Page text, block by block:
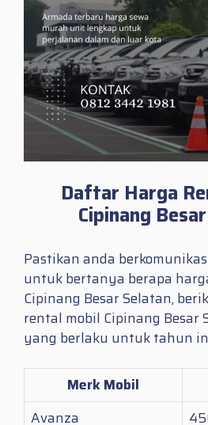
Daftar Harga
Cipinang
Pastikan anda
untuk bertanya berapa
Cipinang Besar Selatan,
rental mobil Cipinang Besar
yang berlaku untuk tahun
Merk Mobil
Avanza